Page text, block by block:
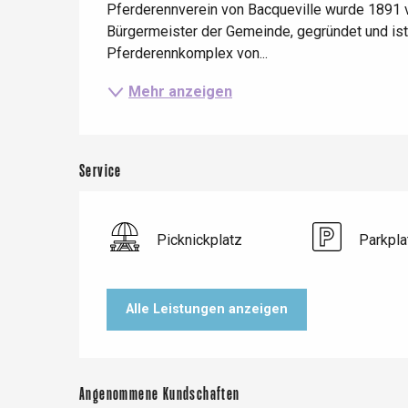
Le
Neufchâtel-en-Bray
Pferderennverein von Bacqueville wurde
Bürgermeister der Gemeinde, gegründet und
Pferderennkomplex von...
Mehr anzeigen
Service
Picknickplatz
Alle Leistungen anzeigen
Angenommene Kundschaften